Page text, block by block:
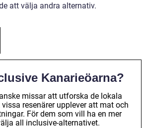
att välja andra alternativ.
Kanarieöarna?
missar att utforska de lokala
resenärer upplever att mat och
För dem som vill ha en mer
all inclusive-alternativet.